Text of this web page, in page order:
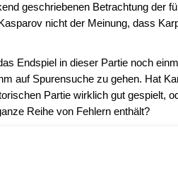
geschriebenen Betrachtung der
nicht der Meinung, dass
Endspiel in dieser Partie noch
auf Spurensuche zu gehen. Hat
Partie wirklich gut gespielt,
Reihe von Fehlern enthält?